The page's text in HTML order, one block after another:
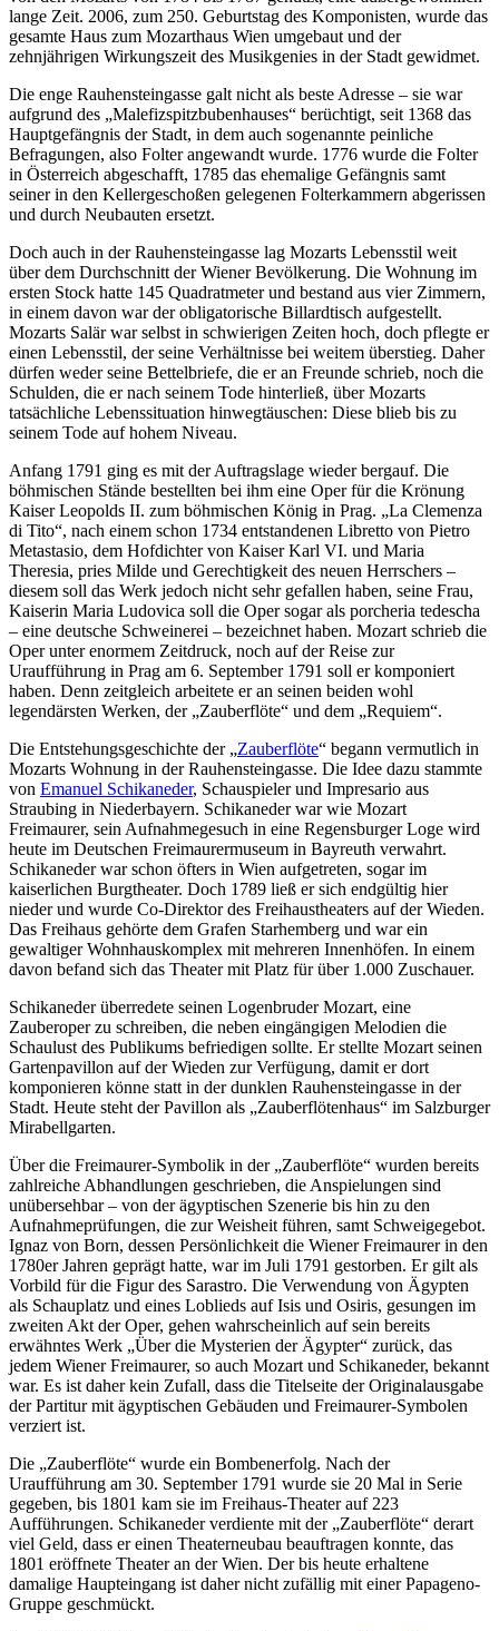
lange Zeit. 2006, zum 250. Geburtstag des Komponisten, wurde das
gesamte Haus zum Mozarthaus Wien umgebaut und der
zehnjährigen Wirkungszeit des Musikgenies in der Stadt gewidmet.
Die enge Rauhensteingasse galt nicht als beste Adresse – sie war
aufgrund des „Malefizspitzbubenhauses“ berüchtigt, seit 1368 das
Hauptgefängnis der Stadt, in dem auch sogenannte peinliche
Befragungen, also Folter angewandt wurde. 1776 wurde die Folter
in Österreich abgeschafft, 1785 das ehemalige Gefängnis samt
seiner in den Kellergeschoßen gelegenen Folterkammern abgerissen
und durch Neubauten ersetzt.
Doch auch in der Rauhensteingasse lag Mozarts Lebensstil weit
über dem Durchschnitt der Wiener Bevölkerung. Die Wohnung im
ersten Stock hatte 145 Quadratmeter und bestand aus vier Zimmern,
in einem davon war der obligatorische Billardtisch aufgestellt.
Mozarts Salär war selbst in schwierigen Zeiten hoch, doch pflegte er
einen Lebensstil, der seine Verhältnisse bei weitem überstieg. Daher
dürfen weder seine Bettelbriefe, die er an Freunde schrieb, noch die
Schulden, die er nach seinem Tode hinterließ, über Mozarts
tatsächliche Lebenssituation hinwegtäuschen: Diese blieb bis zu
seinem Tode auf hohem Niveau.
Anfang 1791 ging es mit der Auftragslage wieder bergauf. Die
böhmischen Stände bestellten bei ihm eine Oper für die Krönung
Kaiser Leopolds II. zum böhmischen König in Prag. „La Clemenza
di Tito“, nach einem schon 1734 entstandenen Libretto von Pietro
Metastasio, dem Hofdichter von Kaiser Karl VI. und Maria
Theresia, pries Milde und Gerechtigkeit des neuen Herrschers –
diesem soll das Werk jedoch nicht sehr gefallen haben, seine Frau,
Kaiserin Maria Ludovica soll die Oper sogar als porcheria tedescha
– eine deutsche Schweinerei – bezeichnet haben. Mozart schrieb die
Oper unter enormem Zeitdruck, noch auf der Reise zur
Uraufführung in Prag am 6. September 1791 soll er komponiert
haben. Denn zeitgleich arbeitete er an seinen beiden wohl
legendärsten Werken, der „Zauberflöte“ und dem „Requiem“.
Die Entstehungsgeschichte der „Zauberflöte“ begann vermutlich in
Mozarts Wohnung in der Rauhensteingasse. Die Idee dazu stammte
von Emanuel Schikaneder, Schauspieler und Impresario aus
Straubing in Niederbayern. Schikaneder war wie Mozart
Freimaurer, sein Aufnahmegesuch in eine Regensburger Loge wird
heute im Deutschen Freimaurermuseum in Bayreuth verwahrt.
Schikaneder war schon öfters in Wien aufgetreten, sogar im
kaiserlichen Burgtheater. Doch 1789 ließ er sich endgültig hier
nieder und wurde Co-Direktor des Freihaustheaters auf der Wieden.
Das Freihaus gehörte dem Grafen Starhemberg und war ein
gewaltiger Wohnhauskomplex mit mehreren Innenhöfen. In einem
davon befand sich das Theater mit Platz für über 1.000 Zuschauer.
Schikaneder überredete seinen Logenbruder Mozart, eine
Zauberoper zu schreiben, die neben eingängigen Melodien die
Schaulust des Publikums befriedigen sollte. Er stellte Mozart seinen
Gartenpavillon auf der Wieden zur Verfügung, damit er dort
komponieren könne statt in der dunklen Rauhensteingasse in der
Stadt. Heute steht der Pavillon als „Zauberflötenhaus“ im Salzburger
Mirabellgarten.
Über die Freimaurer-Symbolik in der „Zauberflöte“ wurden bereits
zahlreiche Abhandlungen geschrieben, die Anspielungen sind
unübersehbar – von der ägyptischen Szenerie bis hin zu den
Aufnahmeprüfungen, die zur Weisheit führen, samt Schweigegebot.
Ignaz von Born, dessen Persönlichkeit die Wiener Freimaurer in den
1780er Jahren geprägt hatte, war im Juli 1791 gestorben. Er gilt als
Vorbild für die Figur des Sarastro. Die Verwendung von Ägypten
als Schauplatz und eines Loblieds auf Isis und Osiris, gesungen im
zweiten Akt der Oper, gehen wahrscheinlich auf sein bereits
erwähntes Werk „Über die Mysterien der Ägypter“ zurück, das
jedem Wiener Freimaurer, so auch Mozart und Schikaneder, bekannt
war. Es ist daher kein Zufall, dass die Titelseite der Originalausgabe
der Partitur mit ägyptischen Gebäuden und Freimaurer-Symbolen
verziert ist.
Die „Zauberflöte“ wurde ein Bombenerfolg. Nach der
Uraufführung am 30. September 1791 wurde sie 20 Mal in Serie
gegeben, bis 1801 kam sie im Freihaus-Theater auf 223
Aufführungen. Schikaneder verdiente mit der „Zauberflöte“ derart
viel Geld, dass er einen Theaterneubau beauftragen konnte, das
1801 eröffnete Theater an der Wien. Der bis heute erhaltene
damalige Haupteingang ist daher nicht zufällig mit einer Papageno-
Gruppe geschmückt.